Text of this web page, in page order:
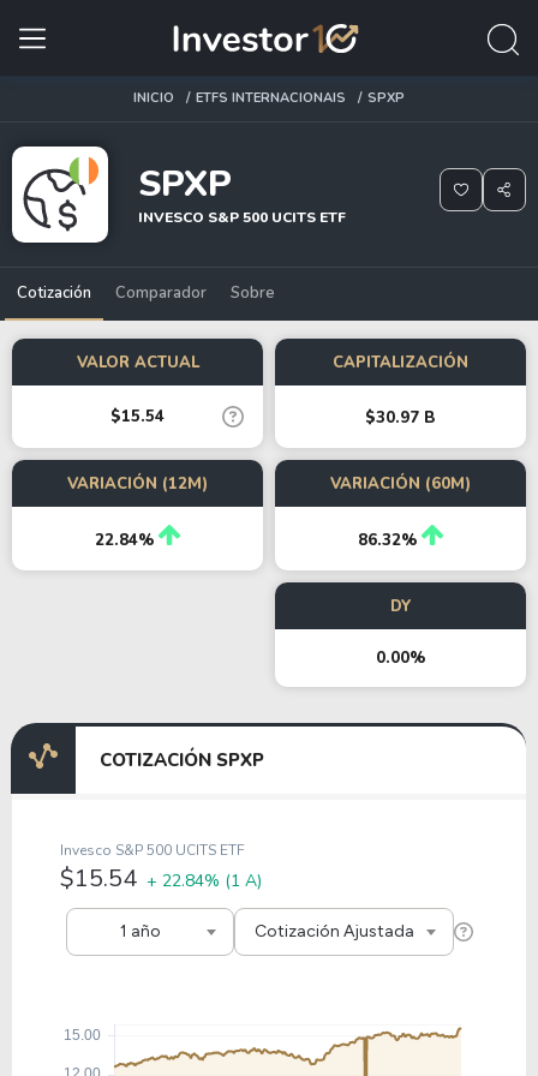
INICIO ETFS INTERNACIONAIS SPXP
SPXP
INVESCO S&P 500 UCITS ETF
Cotización Comparador Sobre
VALOR ACTUAL
$15.54
CAPITALIZACIÓN
$30.97 B
VARIACIÓN (12M)
22.84%
VARIACIÓN (60M)
86.32%
DY
0.00%
COTIZACIÓN SPXP
1 año
Invesco S&P 500 UCITS ETF
$15.54 + 22.84% (1 A)
Cotización Ajustada